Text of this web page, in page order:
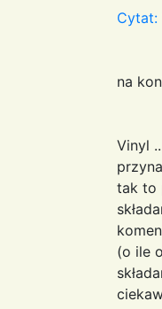
Cytat:
na
Vinyl
tak to
(o ile